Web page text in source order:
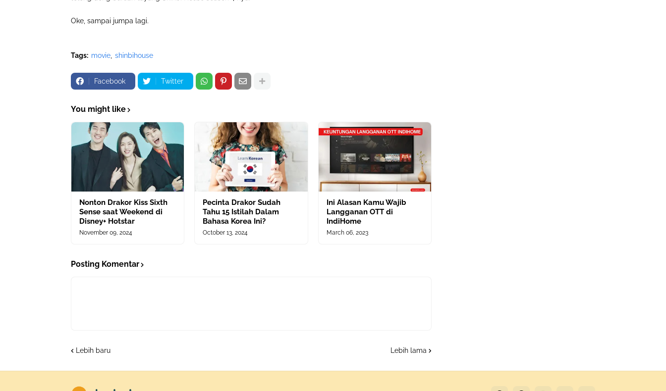
Oke, sampai jumpa lagi.
Tags: movie shinbihouse
Facebook Twitter
You might like
Nonton Drakor Kiss Sixth
Sense saat Weekend di
Disney+ Hotstar
November 09, 2024
Pecinta Drakor Sudah
Tahu 15 Istilah Dalam
Bahasa Korea Ini?
October 13, 2024
Ini Alasan Kamu Wajib
Langganan OTT di
IndiHome
March 06, 2023
Posting Komentar
Lebih baru Lebih lama